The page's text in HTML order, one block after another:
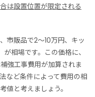
は設置位置が限定される
市販品で2〜10万円、キッ
相場です。この価格に、
強工事費用が加算されま
など条件によって費用の相
値と考えましょう。